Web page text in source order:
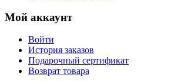
Мой аккаунт
Войти
История заказов
Подарочный сертификат
Возврат товара